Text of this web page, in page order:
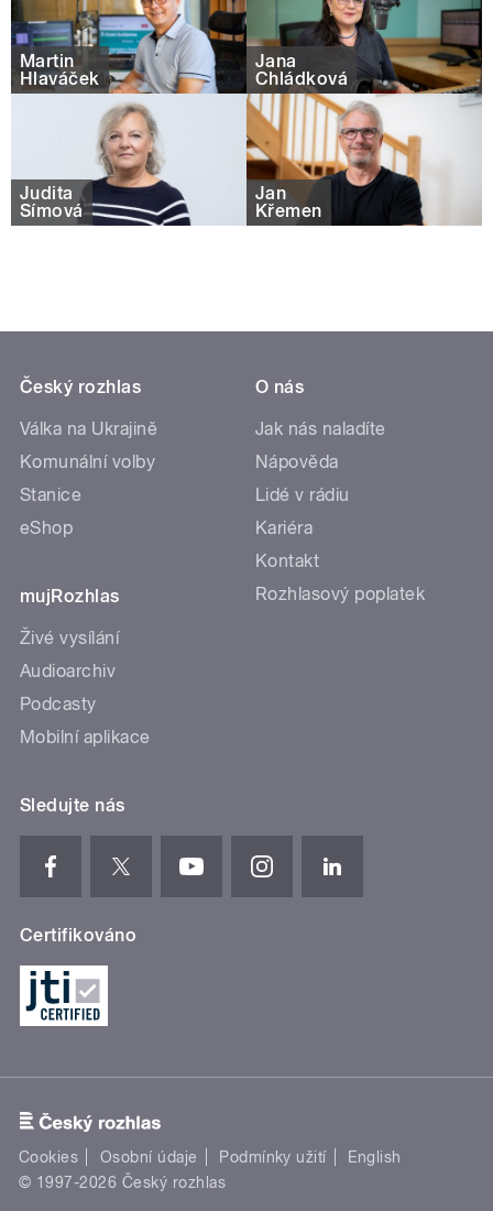
Martin
Hlaváček
Jana
Chládková
Judita
Šímová
Jan
Křemen
Český rozhlas
Válka na Ukrajině
Komunální volby
Stanice
eShop
mujRozhlas
Živé vysílání
Audioarchiv
Podcasty
Mobilní aplikace
O nás
Jak nás naladíte
Nápověda
Lidé v rádiu
Kariéra
Kontakt
Rozhlasový poplatek
Sledujte nás
Certifikováno
Cookies Osobní údaje Podmínky užití
English
© 1997-2026 Český rozhlas